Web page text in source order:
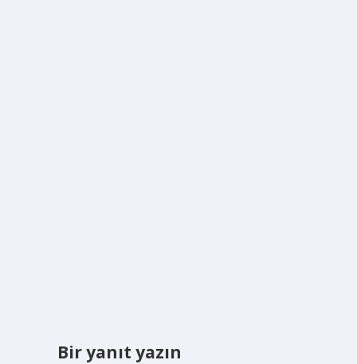
Bir yanıt yazın